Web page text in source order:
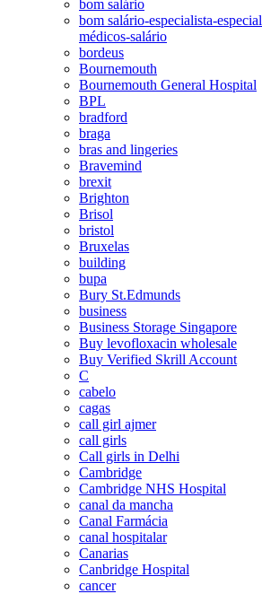
bom salário
bom salário-especialista-
médicos-salário
bordeus
Bournemouth
Bournemouth General Hospital
BPL
bradford
braga
bras and lingeries
Bravemind
brexit
Brighton
Brisol
bristol
Bruxelas
building
bupa
Bury St.Edmunds
business
Business Storage Singapore
Buy levofloxacin wholesale
Buy Verified Skrill Account
C
cabelo
cagas
call girl ajmer
call girls
Call girls in Delhi
Cambridge
Cambridge NHS Hospital
canal da mancha
Canal Farmácia
canal hospitalar
Canarias
Canbridge Hospital
cancer